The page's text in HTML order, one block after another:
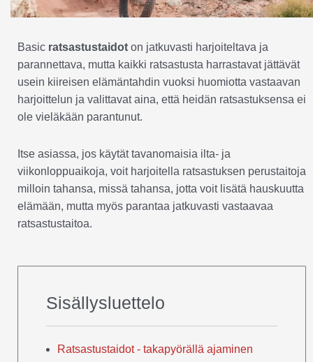
Basic ratsastustaidot on jatkuvasti harjoiteltava ja
parannettava, mutta kaikki ratsastusta harrastavat jättävät
usein kiireisen elämäntahdin vuoksi huomiotta vastaavan
harjoittelun ja valittavat aina, että heidän ratsastuksensa ei
ole vieläkään parantunut.
Itse asiassa, jos käytät tavanomaisia ilta- ja
viikonloppuaikoja, voit harjoitella ratsastuksen perustaitoja
milloin tahansa, missä tahansa, jotta voit lisätä hauskuutta
elämään, mutta myös parantaa jatkuvasti vastaavaa
ratsastustaitoa.
Sisällysluettelo
Ratsastustaidot - takapyörällä ajaminen